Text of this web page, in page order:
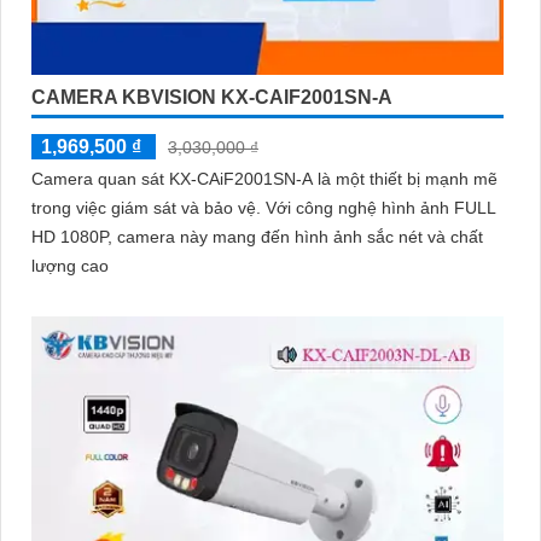
CAMERA KBVISION KX-CAIF2001SN-A
1,969,500 ₫
3,030,000 ₫
Camera quan sát KX-CAiF2001SN-A là một thiết bị mạnh mẽ
trong việc giám sát và bảo vệ. Với công nghệ hình ảnh FULL
HD 1080P, camera này mang đến hình ảnh sắc nét và chất
lượng cao